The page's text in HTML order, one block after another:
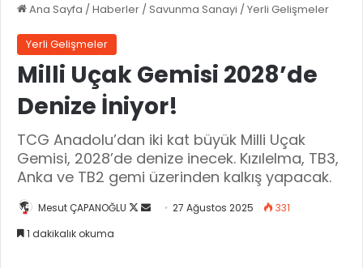
Ana Sayfa /Haberler /Savunma Sanayi /Yerli Gelişmeler
Yerli Gelişmeler
Milli Uçak Gemisi 2028’de
Denize İniyor!
TCG Anadolu’dan iki kat büyük Milli Uçak
Gemisi, 2028’de denize inecek. Kızılelma, TB3,
Anka ve TB2 gemi üzerinden kalkış yapacak.
Mesut ÇAPANOĞLU
X
27 Ağustos 2025
331
1 dakikalık okuma